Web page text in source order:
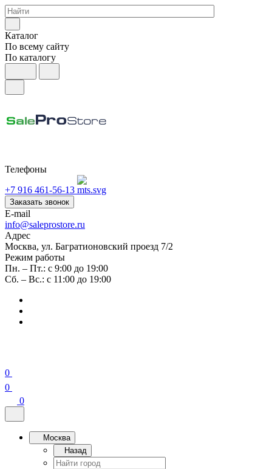
Каталог
По всему сайту
По каталогу
Телефоны
+7 916 461-56-13
Заказать звонок
E-mail
info@saleprostore.ru
Адрес
Москва, ул. Багратионовский проезд 7/2
Режим работы
Пн. – Пт.: с 9:00 до 19:00
Сб. – Вс.: с 11:00 до 19:00
0
0
0
Москва
Назад